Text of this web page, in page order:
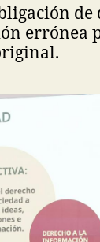
de
errónea